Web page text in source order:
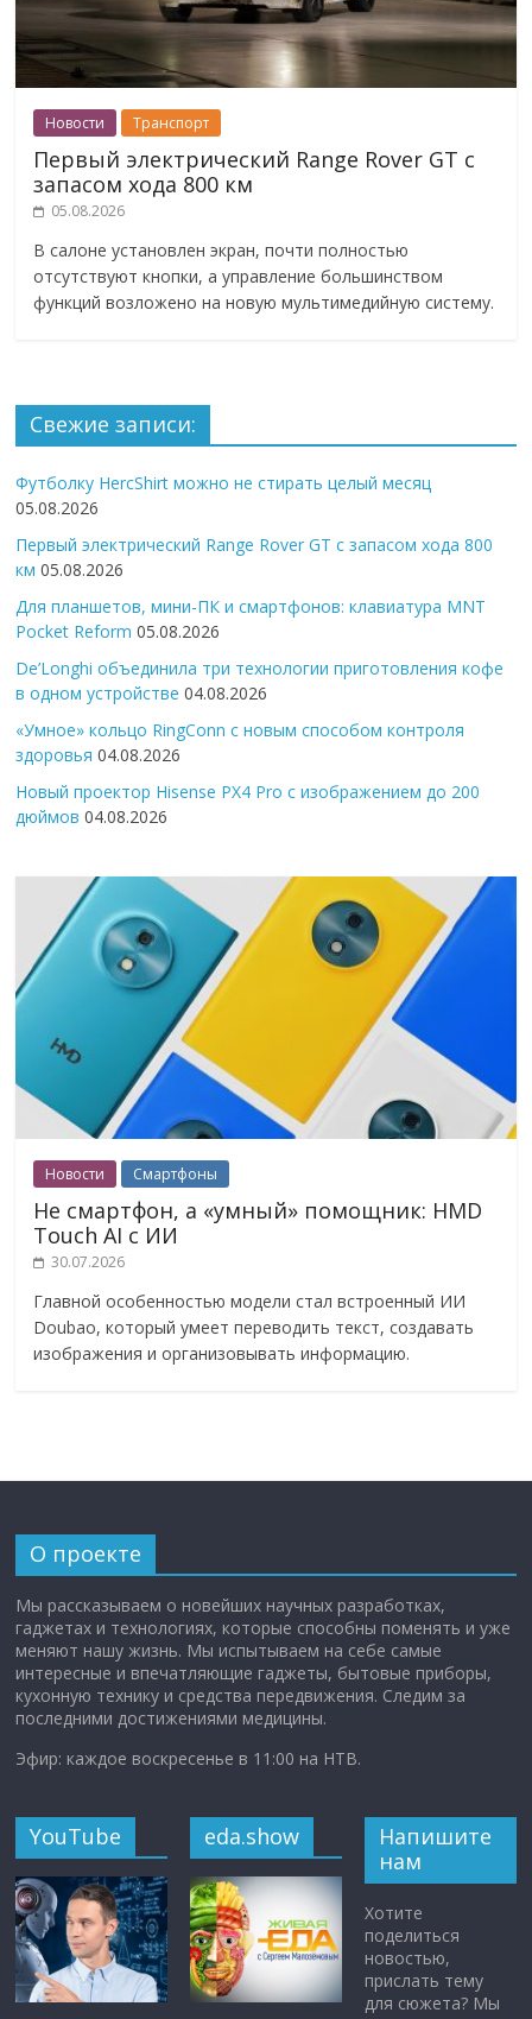
Новости Транспорт
Первый электрический Range Rover GT с
запасом хода 800 км
05.08.2026
В салоне установлен экран, почти полностью
отсутствуют кнопки, а управление большинством
функций возложено на новую мультимедийную систему.
Свежие записи:
Футболку HercShirt можно не стирать целый месяц
05.08.2026
Первый электрический Range Rover GT с запасом хода 800
км 05.08.2026
Для планшетов, мини-ПК и смартфонов: клавиатура MNT
Pocket Reform 05.08.2026
De’Longhi объединила три технологии приготовления кофе
в одном устройстве 04.08.2026
«Умное» кольцо RingConn с новым способом контроля
здоровья 04.08.2026
Новый проектор Hisense PX4 Pro с изображением до 200
дюймов 04.08.2026
Новости Смартфоны
Не смартфон, а «умный» помощник: HMD
Touch AI с ИИ
30.07.2026
Главной особенностью модели стал встроенный ИИ
Doubao, который умеет переводить текст, создавать
изображения и организовывать информацию.
О проекте
Мы рассказываем о новейших научных разработках,
гаджетах и технологиях, которые способны поменять и уже
меняют нашу жизнь. Мы испытываем на себе самые
интересные и впечатляющие гаджеты, бытовые приборы,
кухонную технику и средства передвижения. Следим за
последними достижениями медицины.
Эфир: каждое воскресенье в 11:00 на НТВ.
YouTube eda.show
Напишите
нам
Хотите
поделиться
новостью,
прислать тему
для сюжета? Мы